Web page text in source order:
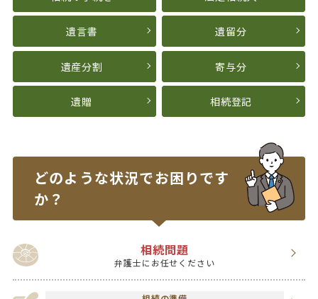
遺言書 遺留分
遺産分割 寄与分
遺贈 相続登記
どのような状況でお困りです
か？
相続問題
弁護士にお任せください